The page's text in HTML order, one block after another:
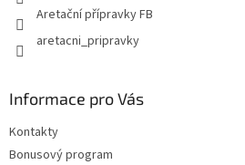
Aretační přípravky FB
aretacni_pripravky
Informace pro Vás
Kontakty
Bonusový program